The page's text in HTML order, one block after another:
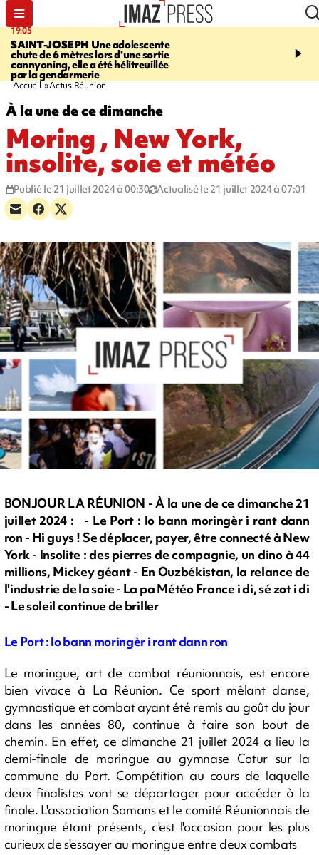
19:05
SAINT-JOSEPH Une adolescente
chute de 6 mètres lors d'une sortie
cannyoning, elle a été hélitreuillée
par la gendarmerie
20:44
rouée de coups,
Accueil Actus Réunion
À la une de ce dimanche
Moring , New York,
insolite, soie et météo
Publié le 21 juillet 2024 à 00:30 Actualisé le 21 juillet 2024 à 07:01
BONJOUR LA RÉUNION - À la une de ce dimanche 21
juillet 2024 : - Le Port : lo bann moringèr i rant dann
ron - Hi guys ! Se déplacer, payer, être connecté à New
York - Insolite : des pierres de compagnie, un dino à 44
millions, Mickey géant - En Ouzbékistan, la relance de
l'industrie de la soie - La pa Météo France i di, sé zot i di
- Le soleil continue de briller
Le Port : lo bann moringèr i rant dann ron
Le moringue, art de combat réunionnais, est encore
bien vivace à La Réunion. Ce sport mêlant danse,
gymnastique et combat ayant été remis au goût du jour
dans les années 80, continue à faire son bout de
chemin. En effet, ce dimanche 21 juillet 2024 a lieu la
demi-finale de moringue au gymnase Cotur sur la
commune du Port. Compétition au cours de laquelle
deux finalistes vont se départager pour accéder à la
finale. L'association Somans et le comité Réunionnais de
moringue étant présents, c'est l'occasion pour les plus
curieux de s'essayer au moringue entre deux combats